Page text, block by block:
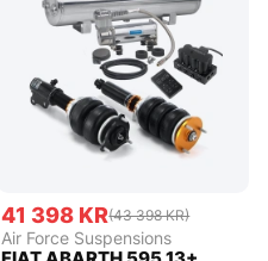
41 398 KR(43 398 KR)
Air Force Suspensions